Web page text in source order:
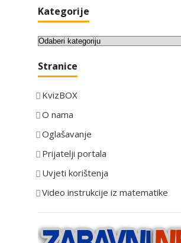
Kategorije
K
t
g
o
i
j
Stranice
KvizBOX
O nama
Oglašavanje
Prijatelji portala
Uvjeti korištenja
Video instrukcije iz matematike